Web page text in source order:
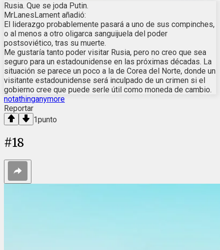
Rusia. Que se joda Putin.
MrLanesLament añadió:
El liderazgo probablemente pasará a uno de sus compinches,
o al menos a otro oligarca sanguijuela del poder
postsoviético, tras su muerte.
Me gustaría tanto poder visitar Rusia, pero no creo que sea
seguro para un estadounidense en las próximas décadas. La
situación se parece un poco a la de Corea del Norte, donde un
visitante estadounidense será inculpado de un crimen si el
gobierno cree que puede serle útil como moneda de cambio.
notathinganymore
Reportar
1punto
#18